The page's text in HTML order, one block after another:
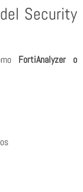
Security
FortiAnalyzer o